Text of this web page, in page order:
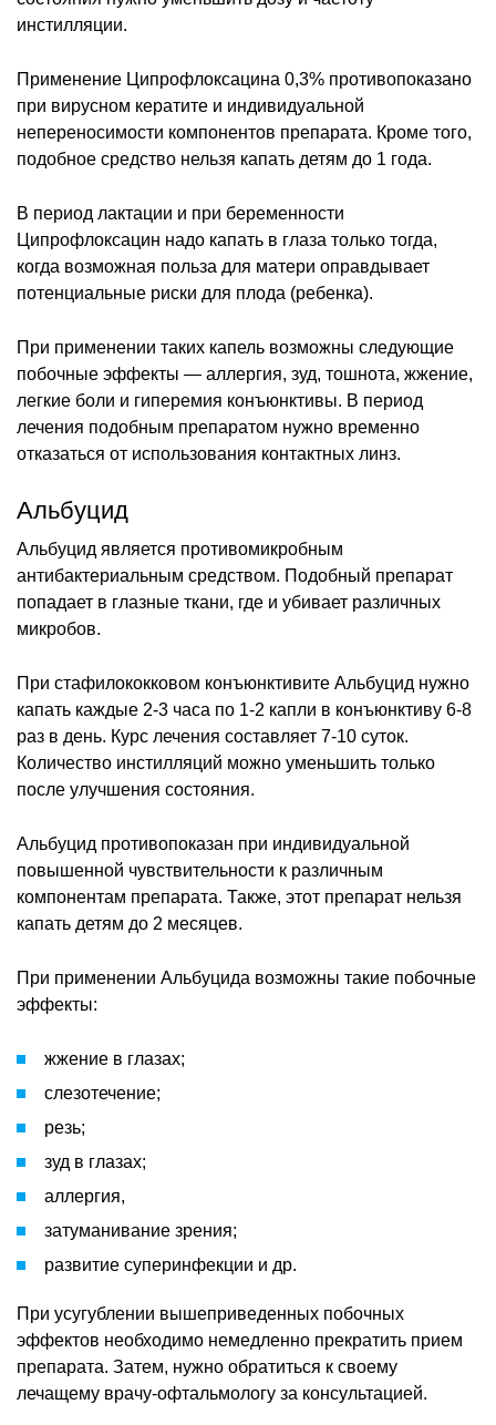
инстилляции.
Применение Ципрофлоксацина 0,3% противопоказано
при вирусном кератите и индивидуальной
непереносимости компонентов препарата. Кроме того,
подобное средство нельзя капать детям до 1 года.
В период лактации и при беременности
Ципрофлоксацин надо капать в глаза только тогда,
когда возможная польза для матери оправдывает
потенциальные риски для плода (ребенка).
При применении таких капель возможны следующие
побочные эффекты — аллергия, зуд, тошнота, жжение,
легкие боли и гиперемия конъюнктивы. В период
лечения подобным препаратом нужно временно
отказаться от использования контактных линз.
Альбуцид
Альбуцид является противомикробным
антибактериальным средством. Подобный препарат
попадает в глазные ткани, где и убивает различных
микробов.
При стафилококковом конъюнктивите Альбуцид нужно
капать каждые 2-3 часа по 1-2 капли в конъюнктиву 6-8
раз в день. Курс лечения составляет 7-10 суток.
Количество инстилляций можно уменьшить только
после улучшения состояния.
Альбуцид противопоказан при индивидуальной
повышенной чувствительности к различным
компонентам препарата. Также, этот препарат нельзя
капать детям до 2 месяцев.
При применении Альбуцида возможны такие побочные
эффекты:
жжение в глазах;
слезотечение;
резь;
зуд в глазах;
аллергия,
затуманивание зрения;
развитие суперинфекции и др.
При усугублении вышеприведенных побочных
эффектов необходимо немедленно прекратить прием
препарата. Затем, нужно обратиться к своему
лечащему врачу-офтальмологу за консультацией.